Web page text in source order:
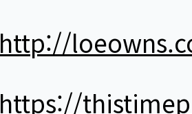
http://
https://